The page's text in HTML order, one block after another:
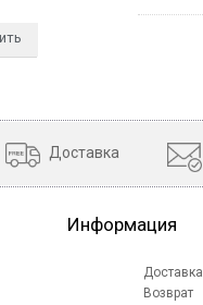
Доставка
Информация
Доставка
Возврат